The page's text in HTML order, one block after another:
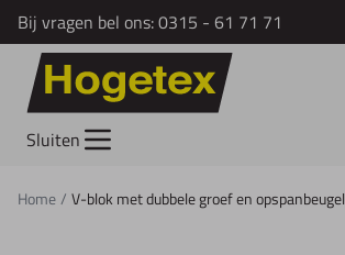
Bij vragen bel ons:0315 - 61 71 71
Ga naar de inhoud
Sluiten
Home/ V-blok met dubbele groef en opspanbeugel